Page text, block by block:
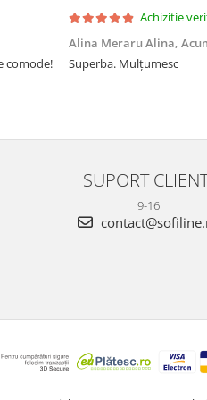
comode!
Achizitie
Alina Meraru Alina,
Superba. Mulțumesc
SUPORT
9-16